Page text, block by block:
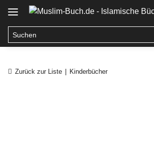
Zurück zur Liste Kinderbücher